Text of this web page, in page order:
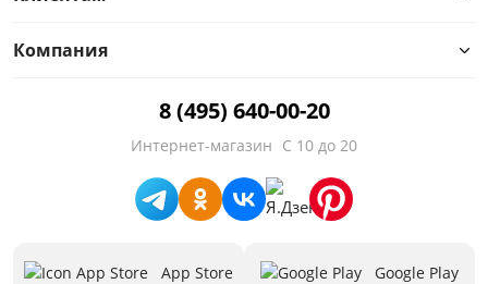
Бежевый
Компания
8 (495) 640-00-20
Интернет-магазин С 10 до 20
App Store Google Play